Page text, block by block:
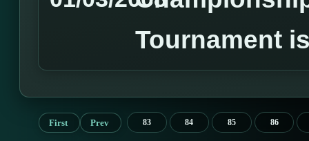
Tournament
First Prev 83 84 85 86